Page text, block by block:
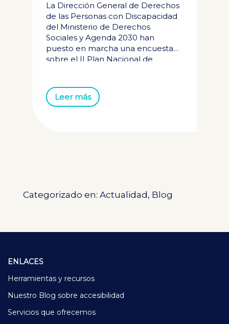
La Dirección General de Derechos
de las Personas con Discapacidad
del Ministerio de Derechos
Sociales y Agenda 2030 han
puesto en marcha una encuesta
sobre el II Plan Nacional de
sobre la accesibilidad actual en
diferentes ámbitos de la vida
personas que no tienen ninguna
Leer más
Categorizado en: Actualidad, Blog
ENLACES
Herramientas y recursos
Nuestro Blog sobre accesibilidad
Servicios que ofrecemos